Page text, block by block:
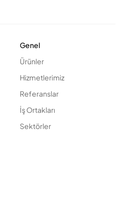
Genel
Ürünler
Hizmetlerimiz
Referanslar
İş Ortakları
Sektörler